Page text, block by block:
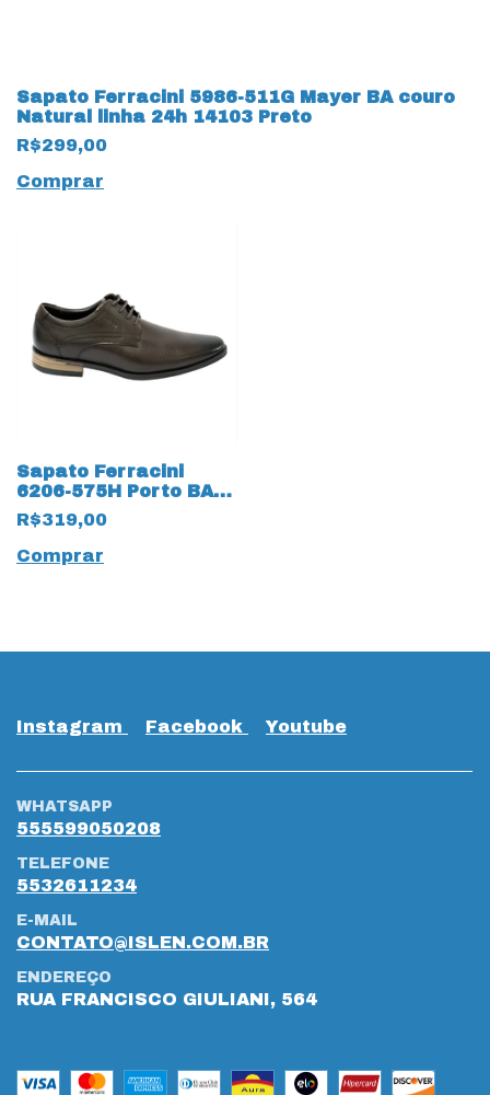
Sapato Ferracini 5986-511G Mayer BA couro
Natural linha 24h 14103 Preto
R$299,00
Comprar
Sapato Ferracini
6206-575H Porto BA
Couro Natural linha
24h 14101 Café
R$319,00
Comprar
Instagram Facebook Youtube
WHATSAPP
555599050208
TELEFONE
5532611234
E-MAIL
CONTATO@ISLEN.COM.BR
ENDEREÇO
RUA FRANCISCO GIULIANI, 564